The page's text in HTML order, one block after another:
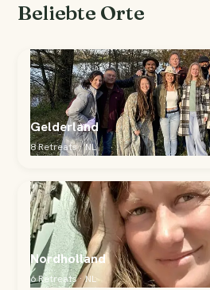
Beliebte Orte
Gelderland
8 Retreats · NL
Nordholland
6 Retreats · NL